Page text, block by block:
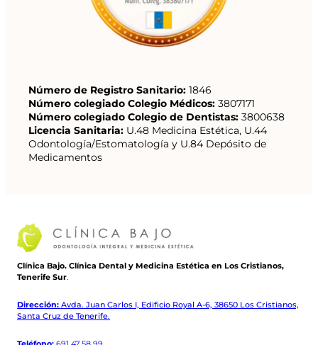
Número de Registro Sanitario: 1846
Número colegiado Colegio Médicos: 3807171
Número colegiado Colegio de Dentistas: 3800638
Licencia Sanitaria: U.48 Medicina Estética, U.44
Odontología/Estomatología y U.84 Depósito de
Medicamentos
Clínica Bajo. Clínica Dental y Medicina Estética en Los Cristianos,
Tenerife Sur.
Dirección: Avda. Juan Carlos I, Edificio Royal A-6, 38650 Los Cristianos,
Santa Cruz de Tenerife.